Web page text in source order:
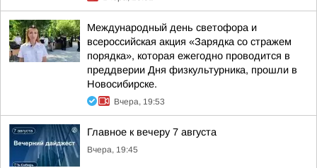
Международный день светофора и
всероссийская акция «Зарядка со стражем
порядка», которая ежегодно проводится в
преддверии Дня физкультурника, прошли в
Новосибирске.
Вчера, 19:53
Главное к вечеру 7 августа
Вчера, 19:45